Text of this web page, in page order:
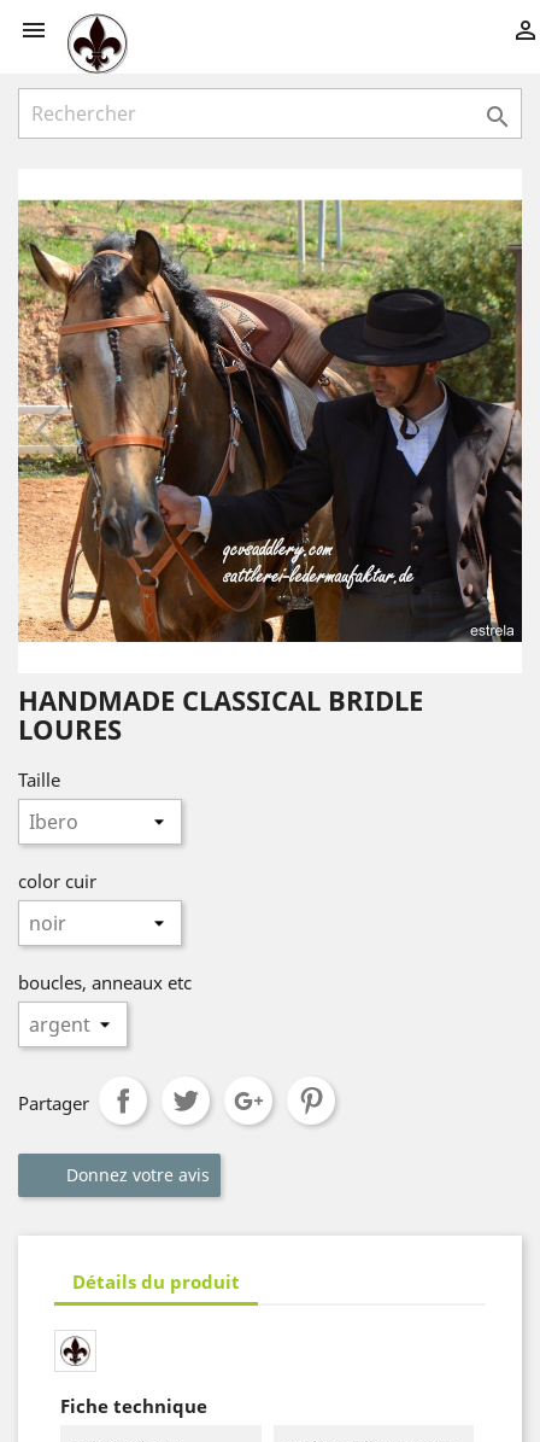
 

HANDMADE CLASSICAL BRIDLE
LOURES
Taille
color cuir
boucles, anneaux etc
Partager
Donnez votre avis
Détails du produit
Fiche technique